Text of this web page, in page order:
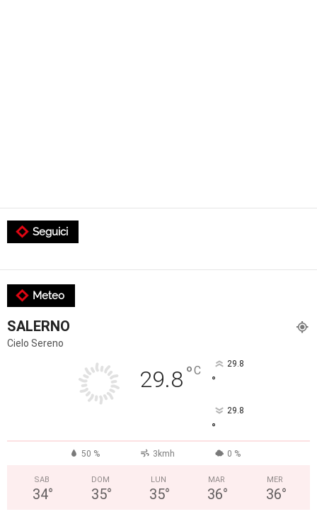
Seguici
Meteo
SALERNO
Cielo Sereno
29.8°C 29.8
°
29.8
°
50 % 3kmh 0 %
SAB
34°
DOM
35°
LUN
35°
MAR
36°
MER
36°